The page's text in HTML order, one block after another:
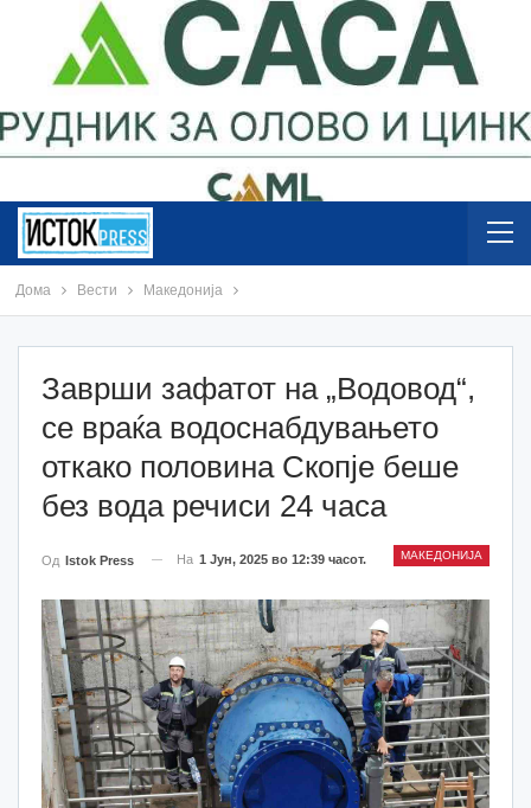
Дома Вести Македонија
Заврши зафатот на „Водовод“,
се враќа водоснабдувањето
откако половина Скопје беше
без вода речиси 24 часа
МАКЕДОНИЈА
Од Istok Press На 1 Јун, 2025 во 12:39 часот.